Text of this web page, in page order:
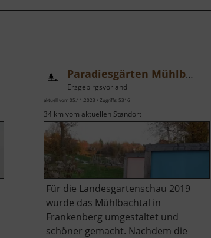
Paradiesgärten Mühlbachtal
Erzgebirgsvorland
aktuell vom 05.11.2023 / Zugriffe: 5316
34 km vom aktuellen Standort
Für die Landesgartenschau 2019
wurde das Mühlbachtal in
Frankenberg umgestaltet und
schöner gemacht. Nachdem die